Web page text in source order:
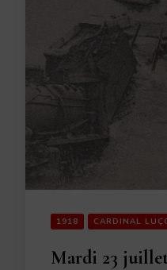
1918 CARDINAL
Mardi 23